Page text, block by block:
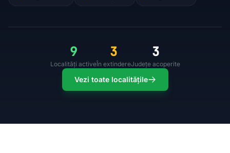
9
Localități active
3
În extindere
3
Județe acoperite
Vezi toate localitățile